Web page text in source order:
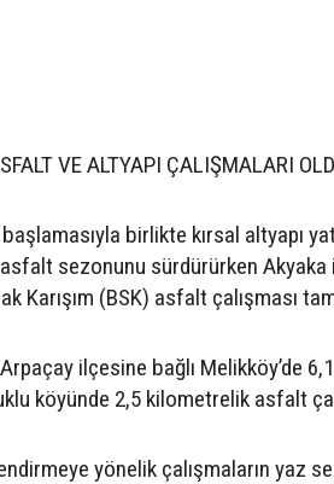
VE ALTYAPI ÇALIŞMALARI
birlikte kırsal altyapı
sezonunu sürdürürken Akyaka
Karışım (BSK) asfalt çalışması
ilçesine bağlı Melikköy’de
köyünde 2,5 kilometrelik asfalt
yönelik çalışmaların yaz